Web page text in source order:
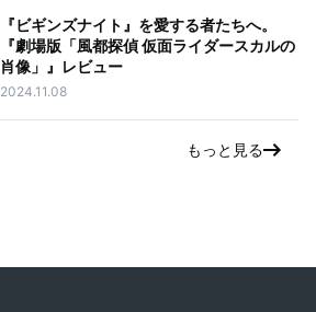
『ビギンズナイト』を愛する者たちへ。
『劇場版「風都探偵 仮面ライダースカルの
肖像」』レビュー
2024.11.08
もっと見る